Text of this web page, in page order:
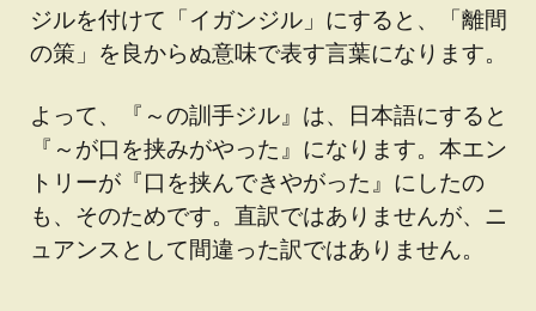
ジルを付けて「イガンジル」にすると、「離間
の策」を良からぬ意味で表す言葉になります。
よって、『～の訓手ジル』は、日本語にすると
『～が口を挟みがやった』になります。本エン
トリーが『口を挟んできやがった』にしたの
も、そのためです。直訳ではありませんが、ニ
ュアンスとして間違った訳ではありません。